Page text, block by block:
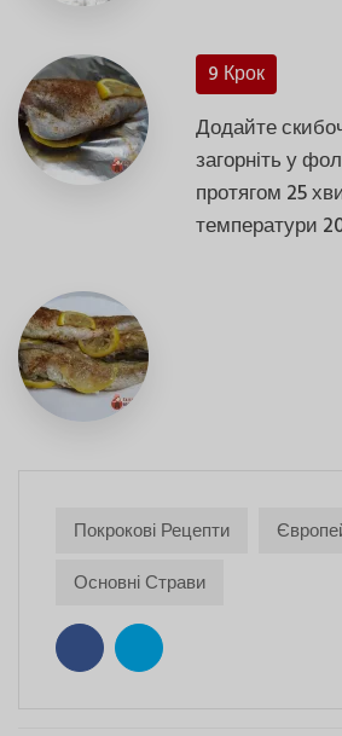
9 Крок
Додайте
загорніть у
протягом 25
температури
Покрокові Рецепти
Основні Страви